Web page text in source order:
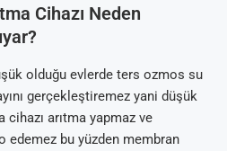
Cihazı Neden
olduğu evlerde ters ozmos su
gerçekleştiremez yani düşük
cihazı arıtma yapmaz ve
edemez bu yüzden membran